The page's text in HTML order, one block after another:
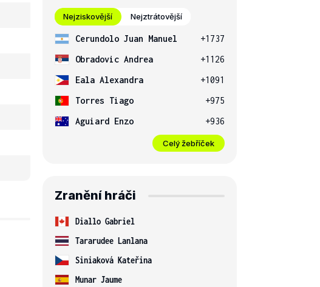
Nejziskovější Nejztrátovější
Cerundolo Juan Manuel
+1737
Obradovic Andrea
+1126
Eala Alexandra
+1091
Torres Tiago
+975
Aguiard Enzo
+936
Celý žebříček
Zranění hráči
Diallo Gabriel
Tararudee Lanlana
Siniaková Kateřina
Munar Jaume